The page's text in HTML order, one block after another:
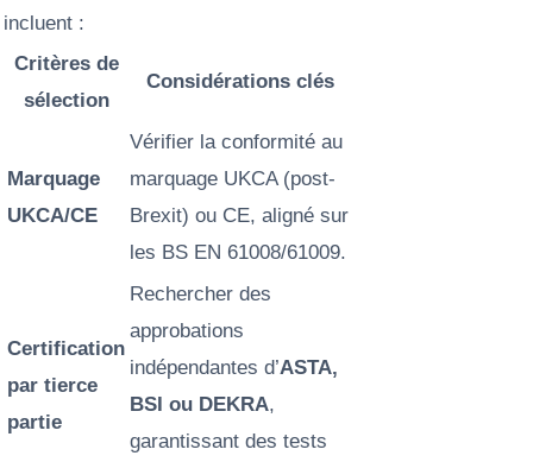
incluent :
Critères de
sélection
Considérations clés
Marquage
UKCA/CE
Vérifier la conformité au
marquage UKCA (post-
Brexit) ou CE, aligné sur
les BS EN 61008/61009.
Certification
par tierce
partie
Rechercher des
approbations
indépendantes d’ASTA,
BSI ou DEKRA,
garantissant des tests